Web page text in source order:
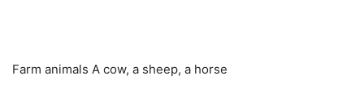
Farm animals A cow, a sheep, a horse